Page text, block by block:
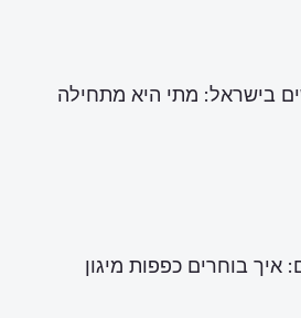
בישראל: מתי היא מתחילה
איך בוחרים כפפות מיגון